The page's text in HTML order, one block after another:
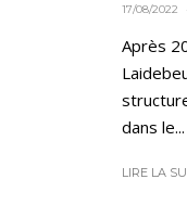
17/08/2022
Après
dans le...
LIRE LA